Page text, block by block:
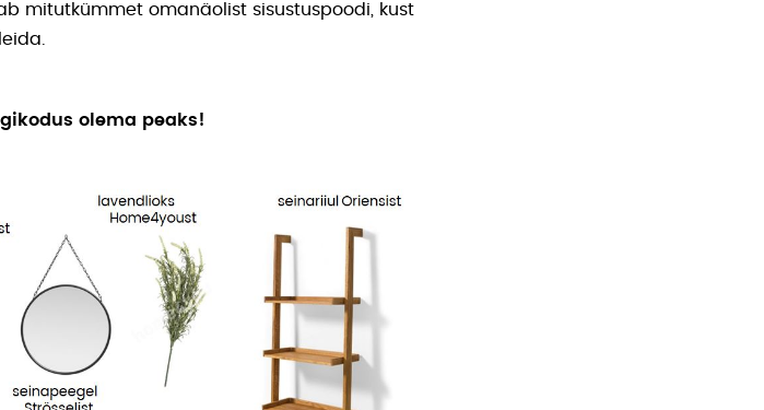
mitutkümmet omanäolist sisustuspoodi, kust
olema peaks!